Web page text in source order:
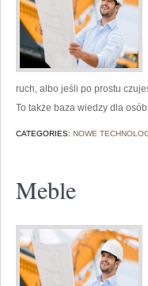
ruch, albo jeśli po prostu
To także baza wiedzy dla
CATEGORIES: NOWE
Meble